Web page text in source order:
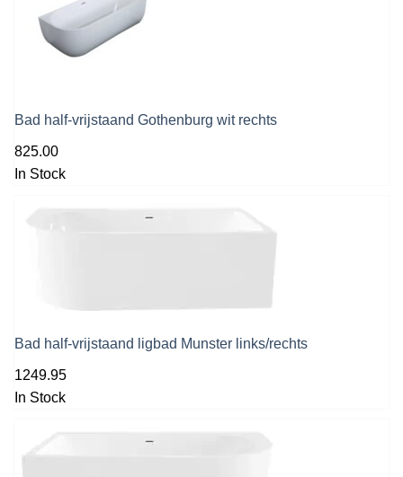
Bad half-vrijstaand Gothenburg wit rechts
825.00
In Stock
Bad half-vrijstaand ligbad Munster links/rechts
1249.95
In Stock